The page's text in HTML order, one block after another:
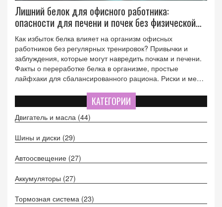
Лишний белок для офисного работника:
опасности для печени и почек без физической
активности
Как избыток белка влияет на организм офисных
работников без регулярных тренировок? Привычки и
заблуждения, которые могут навредить почкам и печени.
Факты о переработке белка в организме, простые
лайфхаки для сбалансированного рациона. Риски и меры
вне спорта.
КАТЕГОРИИ
Двигатель и масла (44)
Шины и диски (29)
Автоосвещение (27)
Аккумуляторы (27)
Тормозная система (23)